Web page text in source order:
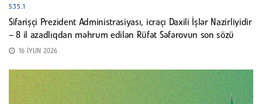
535.1
Sifarişçi Prezident Administrasiyası, icraçı Daxili İşlər Nazirliyidir
– 8 il azadlıqdan məhrum edilən Rüfət Səfərovun son sözü
16 İYUN 2026